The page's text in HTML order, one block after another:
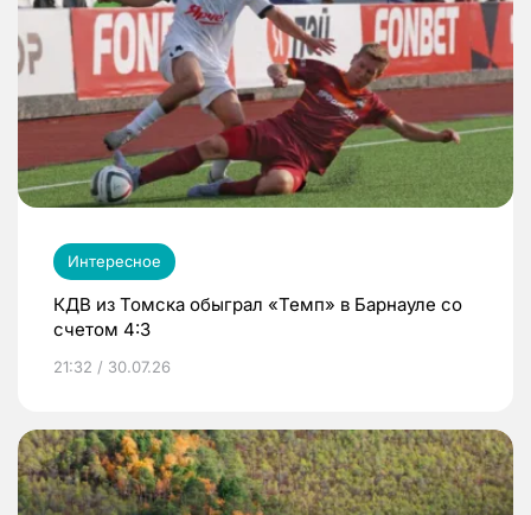
Интересное
КДВ из Томска обыграл «Темп» в Барнауле со
счетом 4:3
21:32 / 30.07.26